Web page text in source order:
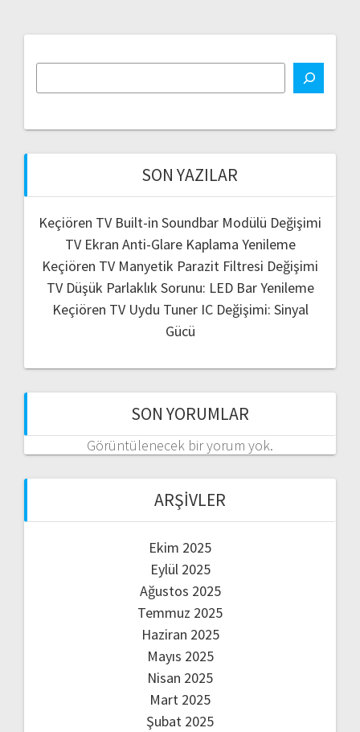
SON YAZILAR
Keçiören TV Built-in Soundbar Modülü Değişimi
TV Ekran Anti-Glare Kaplama Yenileme
Keçiören TV Manyetik Parazit Filtresi Değişimi
TV Düşük Parlaklık Sorunu: LED Bar Yenileme
Keçiören TV Uydu Tuner IC Değişimi: Sinyal
Gücü
SON YORUMLAR
Görüntülenecek bir yorum yok.
ARŞIVLER
Ekim 2025
Eylül 2025
Ağustos 2025
Temmuz 2025
Haziran 2025
Mayıs 2025
Nisan 2025
Mart 2025
Şubat 2025